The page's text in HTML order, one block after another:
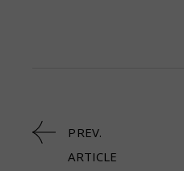
PREV.
ARTICLE